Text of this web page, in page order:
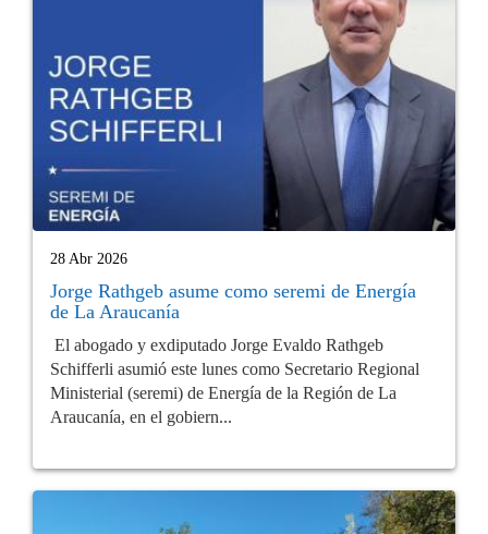
28 Abr 2026
Jorge Rathgeb asume como seremi de Energía
de La Araucanía
El abogado y exdiputado Jorge Evaldo Rathgeb
Schifferli asumió este lunes como Secretario Regional
Ministerial (seremi) de Energía de la Región de La
Araucanía, en el gobiern...